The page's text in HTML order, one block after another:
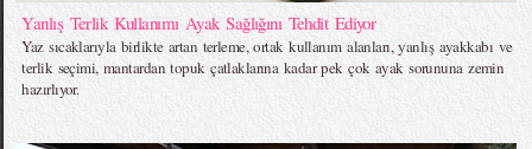
Yanlış Terlik Kullanımı Ayak Sağlığını Tehdit Ediyor
Yaz sıcaklarıyla birlikte artan terleme, ortak kullanım alanları, yanlış ayakkabı ve
terlik seçimi, mantardan topuk çatlaklarına kadar pek çok ayak sorununa zemin
hazırlıyor.